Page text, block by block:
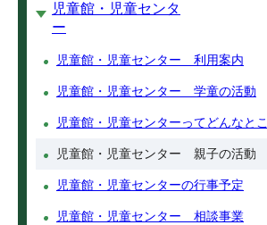
児童館・児童センタ
ー
児童館・児童センター 利用案内
児童館・児童センター 学童の活動
児童館・児童センターってどんなとこ
児童館・児童センター 親子の活動
児童館・児童センターの行事予定
児童館・児童センター 相談事業